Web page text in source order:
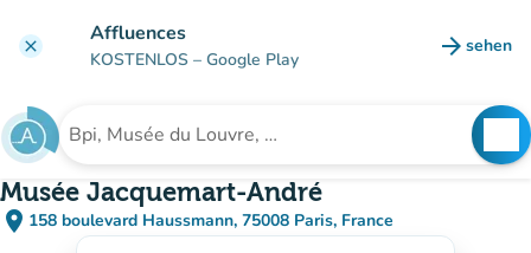
clear Affluences
KOSTENLOS – Google Play arrow_forward sehen
(new
Suche nach einer Einrichtung
Musée Jacquemart-André
place 158 boulevard Haussmann, 75008 Paris, France
(in Google Maps öffnen)
(new tab)